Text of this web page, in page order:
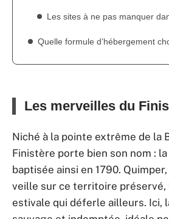
Les sites à ne pas manquer
Quelle formule d’hébergement
Les merveilles du
Niché à la pointe extrême de la
Finistère porte bien son nom :
baptisée ainsi en 1790.
veille sur ce territoire préservé,
estivale qui déferle ailleurs. Ici,